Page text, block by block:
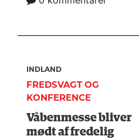
INDLAND
FREDSVAGT OG
KONFERENCE
Våbenmesse bliver
mødt af fredelig